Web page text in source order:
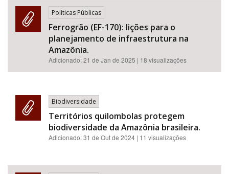
Políticas Públicas
Ferrogrão (EF-170): lições para o
planejamento de infraestrutura na
Amazônia.
Adicionado:21 de Jan de 2025 | 18 visualizações
Biodiversidade
Territórios quilombolas protegem
biodiversidade da Amazônia brasileira.
Adicionado:31 de Out de 2024 | 11 visualizações